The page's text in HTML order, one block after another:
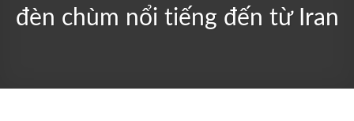
đèn chùm nổi tiếng đến từ Iran